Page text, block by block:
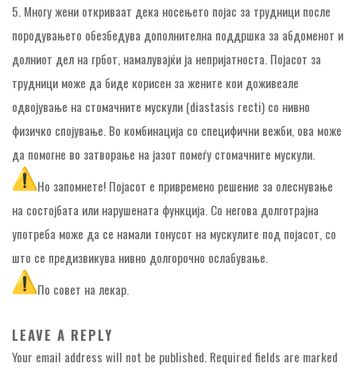
5. Многу жени откриваат дека носењето појас за трудници после
породувањето обезбедува дополнителна поддршка за абдоменот и
долниот дел на грбот, намалувајќи ја непријатноста. Појасот за
трудници може да биде корисен за жените кои доживеале
одвојување на стомачните мускули (diastasis recti) со нивно
физичко спојување. Во комбинација со специфични вежби, ова може
да помогне во затворање на јазот помеѓу стомачните мускули.
Но запомнете! Појасот е привремено решение за олеснување
на состојбата или нарушената функција. Со негова долготрајна
употреба може да се намали тонусот на мускулите под појасот, со
што се предизвикува нивно долгорочно ослабување.
По совет на лекар.
LEAVE A REPLY
Your email address will not be published. Required fields are marked